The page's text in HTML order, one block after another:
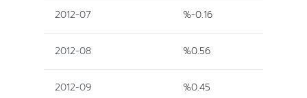
2012-07 %-0.16
2012-08 %0.56
2012-09 %0.45